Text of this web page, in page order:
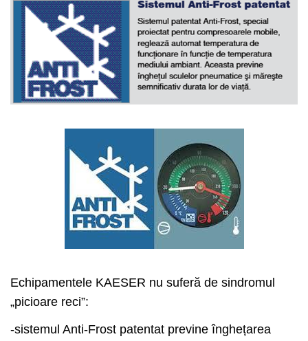
Echipamentele KAESER nu suferă de sindromul
„picioare reci”:
-sistemul Anti-Frost patentat previne înghețarea